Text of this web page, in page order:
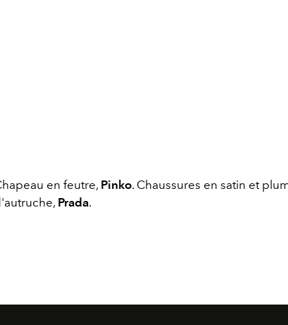
en feutre, Pinko. Chaussures en satin et
Prada.